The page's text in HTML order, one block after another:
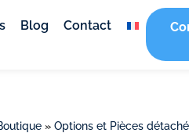
Blog Contact
» Options et Pièces